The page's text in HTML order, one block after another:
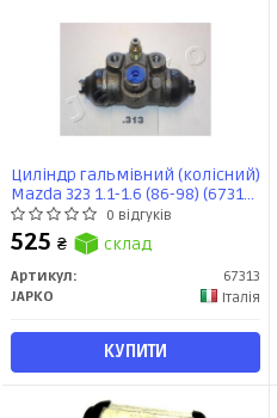
Циліндр гальмівний (колісний)
Mazda 323 1.1-1.6 (86-98) (67313)
JAPKO
0 відгуків
525 ₴ склад
Артикул:
67313
JAPKO
Італія
КУПИТИ